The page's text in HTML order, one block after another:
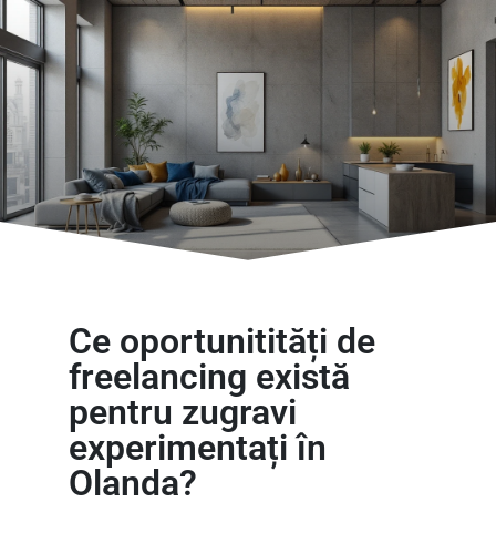
Ce oportunitități de
freelancing există
pentru zugravi
experimentați în
Olanda?